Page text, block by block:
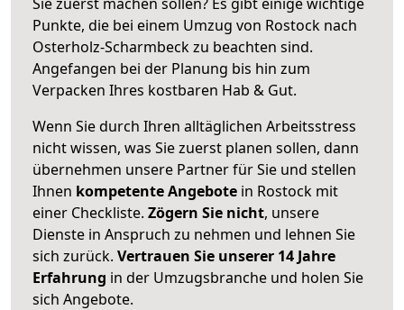
Punkte, die bei einem Umzug von Rostock nach
Osterholz-Scharmbeck zu beachten sind.
Angefangen bei der Planung bis hin zum
Verpacken Ihres kostbaren Hab & Gut.
Wenn Sie durch Ihren alltäglichen Arbeitsstress
nicht wissen, was Sie zuerst planen sollen, dann
übernehmen unsere Partner für Sie und stellen
Ihnen kompetente Angebote in Rostock mit
einer Checkliste. Zögern Sie nicht, unsere
Dienste in Anspruch zu nehmen und lehnen Sie
sich zurück. Vertrauen Sie unserer 14 Jahre
Erfahrung in der Umzugsbranche und holen Sie
sich Angebote.